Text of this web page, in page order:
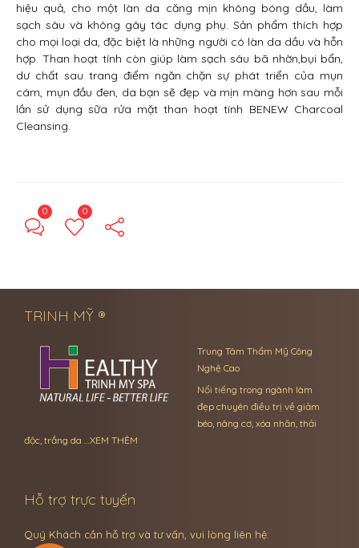
hiệu quả, cho một làn da căng mịn không bóng dầu, làm
sạch sâu và không gây tác dụng phụ. Sản phẩm thích hợp
cho mọi loại da, đặc biệt là những người có làn da dầu và hỗn
hợp. Than hoạt tính còn giúp làm sạch sâu bã nhờn,bụi bẩn,
dư chất sau trang điểm ngăn chặn sự phát triển của mụn
cám, mụn đầu đen, da bạn sẽ đẹp và mịn màng hơn sau mỗi
lần sử dụng sữa rửa mặt than hoạt tính BENEW Charcoal
Cleansing.
0 0
TRINH MỸ ®
Trung Tâm Thẩm Mỹ Công
Nghệ Cao
Nổi tiếng trong ngành làm
đẹp chuyên điều trị về giảm
béo, nâng cơ, xóa nhăn, thải
độc, trắng da …XEM THÊM
Hỗ trợ trực tuyến
Quý Khách cần hỗ trợ và tư vấn, vui lòng liên hệ: